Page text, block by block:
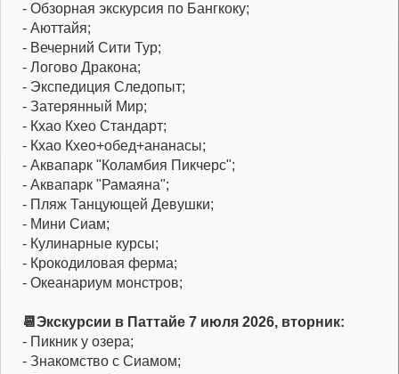
- Обзорная экскурсия по Бангкоку;
- Аюттайя;
- Вечерний Сити Тур;
- Логово Дракона;
- Экспедиция Следопыт;
- Затерянный Мир;
- Кхао Кхео Стандарт;
- Кхао Кхео+обед+ананасы;
- Аквапарк "Коламбия Пикчерс";
- Аквапарк "Рамаяна";
- Пляж Танцующей Девушки;
- Мини Сиам;
- Кулинарные курсы;
- Крокодиловая ферма;
- Океанариум монстров;
📆Экскурсии в Паттайе 7 июля 2026, вторник:
- Пикник у озера;
- Знакомство с Сиамом;